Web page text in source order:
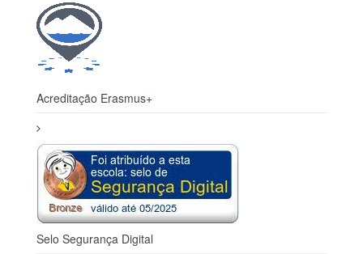
Acreditação Erasmus+
Selo Segurança Digital